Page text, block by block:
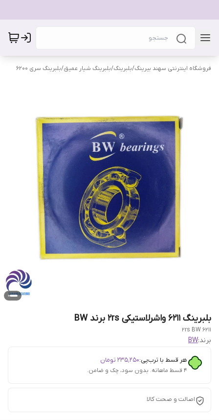
فروشگاه اینترنتی سهند بیرینگ/بلبرینگ/بلبرینگ شیار عمیق/بلبرینگ سری 6200
بلبرینگ 6211 واشرلاستیکی 2rs برند BW
6211 2rs BW
برند:BW
هر قسط با ترب‌پی:۲۳۵٬۲۵۰ تومان
۴ قسط ماهانه. بدون سود، چک و ضامن.
اصالت و صحت کالا